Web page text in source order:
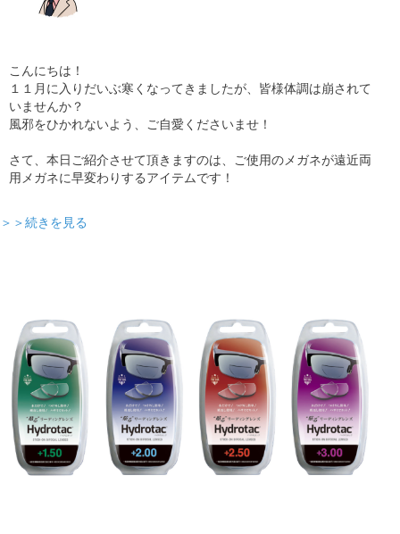
こんにちは！
１１月に入りだいぶ寒くなってきましたが、皆様体調は崩されて
いませんか？
風邪をひかれないよう、ご自愛くださいませ！
さて、本日ご紹介させて頂きますのは、ご使用のメガネが遠近両
用メガネに早変わりするアイテムです！
＞＞続きを見る